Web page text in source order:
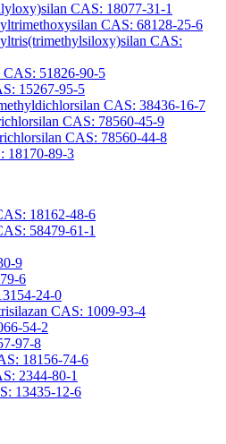
CAS: 18077-31-1
CAS: 68128-25-6
CAS:
51826-90-5
15267-95-5
CAS: 38436-16-7
CAS: 78560-45-9
CAS: 78560-44-8
18170-89-3
18162-48-6
58479-61-1
9
6
24-0
CAS: 1009-93-4
54-2
97-8
18156-74-6
2344-80-1
13435-12-6